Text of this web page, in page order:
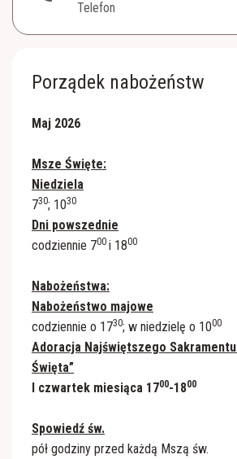
Telefon
Porządek nabożeństw
Maj 2026
Msze Święte:
Niedziela
730; 1030
Dni powszednie
codziennie 700 i 1800
Nabożeństwa:
Nabożeństwo majowe
codziennie o 1730; w niedzielę o 1000
Adoracja Najświętszego Sakramentu
Święta”
I czwartek miesiąca 1700-1800
Spowiedź św.
pół godziny przed każdą Mszą św.